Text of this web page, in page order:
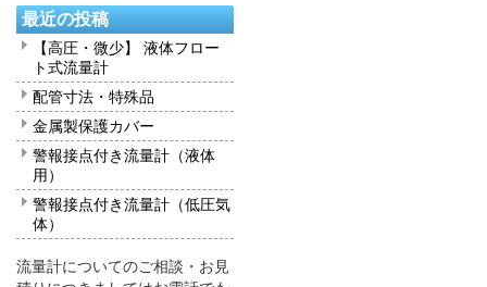
最近の投稿
【高圧・微少】 液体フロー
ト式流量計
配管寸法・特殊品
金属製保護カバー
警報接点付き流量計（液体
用）
警報接点付き流量計（低圧気
体）
流量計についてのご相談・お見